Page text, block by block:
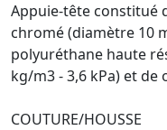
Appuie-tête constitué
chromé (diamètre 10
polyuréthane haute
kg/m3 - 3,6 kPa) et
COUTURE/HOUSSE